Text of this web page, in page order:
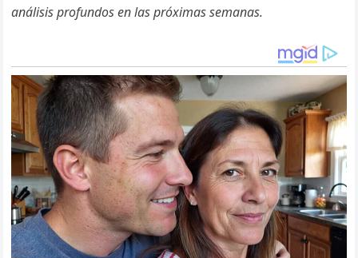
análisis profundos en las próximas semanas.